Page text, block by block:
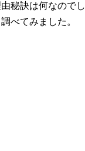
秘訣は何なのでし
べてみました。